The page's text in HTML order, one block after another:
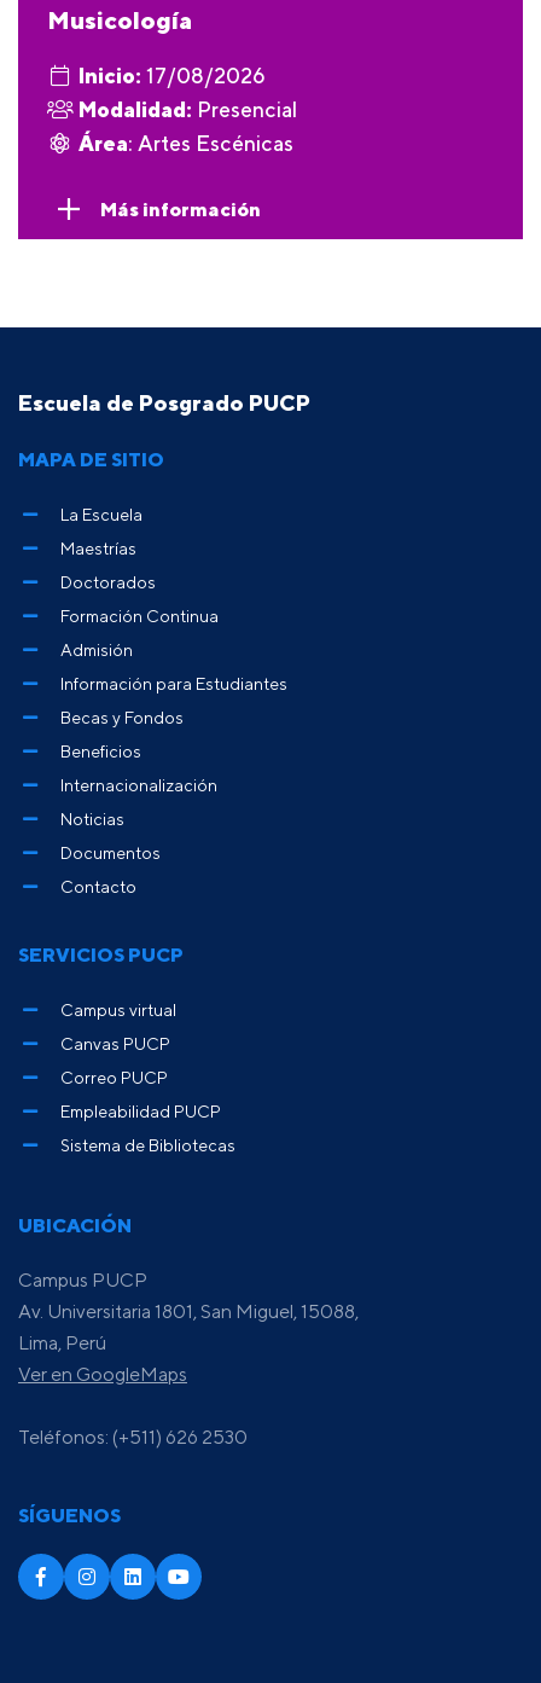
Musicología
Inicio: 17/08/2026
Modalidad: Presencial
Área: Artes Escénicas
Más información
Escuela de Posgrado PUCP
UBICACIÓN
Campus PUCP
Av. Universitaria 1801, San Miguel, 15088,
Lima, Perú
Ver en GoogleMaps
Teléfonos: (+511) 626 2530
SÍGUENOS
MAPA DE SITIO
La Escuela
Maestrías
Doctorados
Formación Continua
Admisión
Información para Estudiantes
Becas y Fondos
Beneficios
Internacionalización
Noticias
Documentos
Contacto
SERVICIOS PUCP
Campus virtual
Canvas PUCP
Correo PUCP
Empleabilidad PUCP
Sistema de Bibliotecas